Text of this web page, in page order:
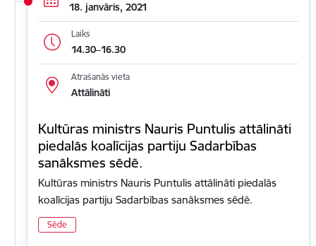
18. janvāris, 2021
Laiks
14.30–16.30
Atrašanās vieta
Attālināti
Kultūras ministrs Nauris Puntulis attālināti
piedalās koalīcijas partiju Sadarbības
sanāksmes sēdē.
Kultūras ministrs Nauris Puntulis attālināti piedalās
koalīcijas partiju Sadarbības sanāksmes sēdē.
Sēde